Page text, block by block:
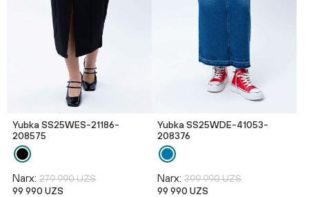
Yubka SS25WES-21186-
208575
Narx: 279 990 UZS
99 990 UZS
Yubka SS25WDE-41053-
208376
Narx: 399 990 UZS
99 990 UZS